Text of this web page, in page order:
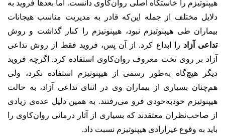
هیپنوتیزم را خاستگاه اصلی روان‌کاوی دانست. اما بعدها فروید به
دلایل مختلف از جمله این‌که قادر به مدیریت مناسب هیجانات
بیماران طی هیپنوتیزم نبود، هیپنوتیزم را کنار گذاشت و روش
تداعی آزاد را ابداع کرد. از آن پس، فروید فقط از روش تداعی
آزاد بر روی تخت معروف روان‌کاوی استفاده کرد. اگرچه فروید
دیگر هیچ‌گاه به‌طور رسمی از هیپنوتیزم استفاده نکرد، ولی
هم‌چنان بسیاری از بیماران وی در اثنای تداعی آزاد، به حالت
هیپنوتیزم خودبه‌خودی فرو می‌رفتند. به همین دلیل عده‌ی زیادی
از صاحب‌نظران معتقدند که بسیاری از آثار درمانی روان‌کاوی را
باید به وقوع غیرارادی هیپنوتیزم نسبت داد.